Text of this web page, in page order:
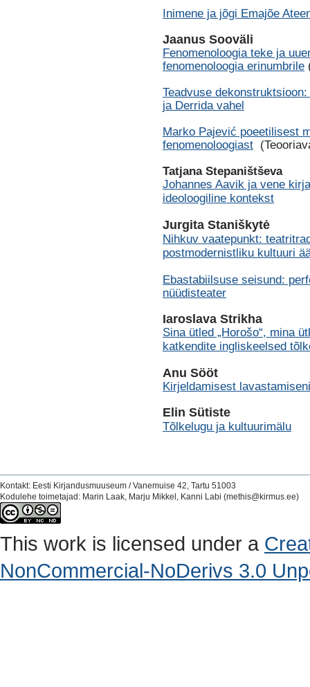
Inimene ja jõgi Emajõe
Jaanus Sooväli
Fenomenoloogia teke ja
fenomenoloogia erinumbrile
Teadvuse
ja Derrida vahel
Marko Pajević poeetilisest
fenomenoloogiast
Tatjana Stepaništševa
Johannes Aavik ja vene
ideoloogiline kontekst
Jurgita Staniškytė
Nihkuv vaatepunkt:
postmodernistliku kultuuri
Ebastabiilsuse seisund:
nüüdisteater
Iaroslava Strikha
Sina ütled „Horošo“, mina
katkendite ingliskeelsed
Anu Sööt
Kirjeldamisest
Elin Sütiste
Tõlkelugu ja kultuurimälu
Kontakt: Eesti Kirjandusmuuseum / Vanemuise 42, Tartu 51003
Kodulehe toimetajad: Marin Laak, Marju Mikkel, Kanni Labi (methis@kirmus.ee)
This work is licensed under a
NonCommercial-NoDerivs 3.0